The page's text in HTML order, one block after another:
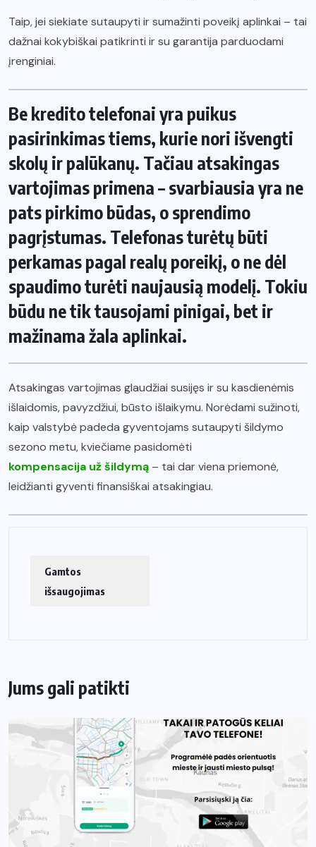
Taip, jei siekiate sutaupyti ir sumažinti poveikį aplinkai – tai
dažnai kokybiškai patikrinti ir su garantija parduodami
įrenginiai.
Be kredito telefonai yra puikus
pasirinkimas tiems, kurie nori išvengti
skolų ir palūkanų. Tačiau atsakingas
vartojimas primena – svarbiausia yra ne
pats pirkimo būdas, o sprendimo
pagrįstumas. Telefonas turėtų būti
perkamas pagal realų poreikį, o ne dėl
spaudimo turėti naujausią modelį. Tokiu
būdu ne tik tausojami pinigai, bet ir
mažinama žala aplinkai.
Atsakingas vartojimas glaudžiai susijęs ir su kasdienėmis
išlaidomis, pavyzdžiui, būsto išlaikymu. Norėdami sužinoti,
kaip valstybė padeda gyventojams sutaupyti šildymo
sezono metu, kviečiame pasidomėti
kompensacija už šildymą – tai dar viena priemonė,
leidžianti gyventi finansiškai atsakingiau.
Gamtos
išsaugojimas
Jums gali patikti